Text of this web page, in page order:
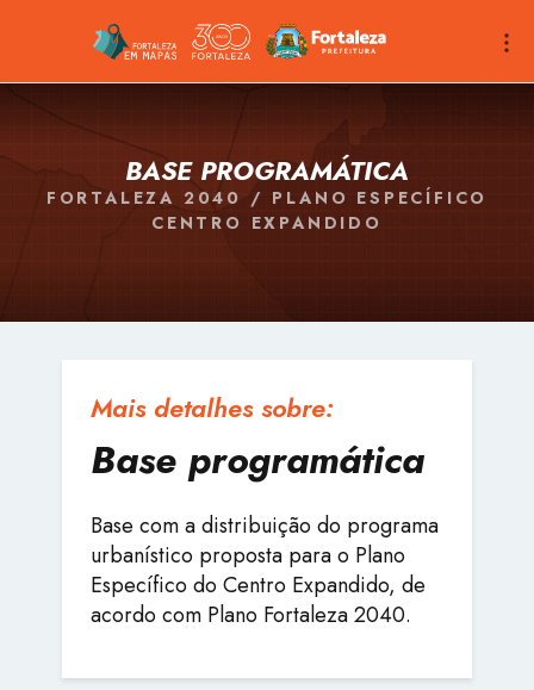
BASE PROGRAMÁTICA
FORTALEZA 2040 / PLANO ESPECÍFICO
CENTRO EXPANDIDO
Mais detalhes sobre:
Base programática
Base com a distribuição do programa
urbanístico proposta para o Plano
Específico do Centro Expandido, de
acordo com Plano Fortaleza 2040.